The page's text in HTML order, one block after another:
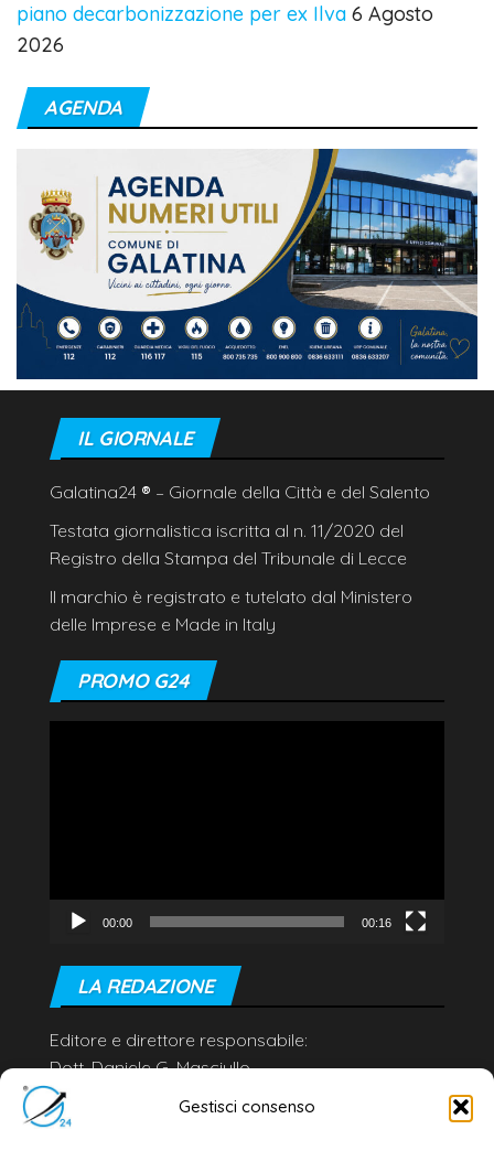
Gestisci consenso
piano decarbonizzazione per ex Ilva 6 Agosto
2026
AGENDA
IL GIORNALE
Galatina24 ® – Giornale della Città e del Salento
Testata giornalistica iscritta al n. 11/2020 del
Registro della Stampa del Tribunale di Lecce
Il marchio è registrato e tutelato dal Ministero
delle Imprese e Made in Italy
PROMO G24
00:00 00:16
LA REDAZIONE
Editore e direttore responsabile:
Dott. Daniele G. Masciullo
Email:
redazione@galatina24.it